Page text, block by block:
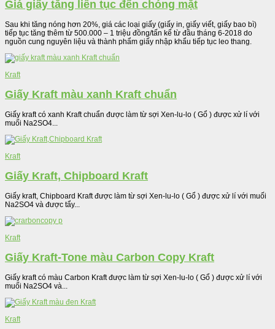
Giá giấy tăng liên tục đến chóng mặt
Sau khi tăng nóng hơn 20%, giá các loại giấy (giấy in, giấy viết, giấy bao bì)
tiếp tục tăng thêm từ 500.000 – 1 triệu đồng/tấn kể từ đầu tháng 6-2018 do
nguồn cung nguyên liệu và thành phẩm giấy nhập khẩu tiếp tục leo thang.
Kraft
Giấy Kraft màu xanh Kraft chuẩn
Giấy kraft có xanh Kraft chuẩn được làm từ sợi Xen-lu-lo ( Gổ ) được xử lí với
muối Na2SO4...
Kraft
Giấy Kraft, Chipboard Kraft
Giấy kraft, Chipboard Kraft được làm từ sợi Xen-lu-lo ( Gổ ) được xử lí với muối
Na2SO4 và được tẩy...
Kraft
Giấy Kraft-Tone màu Carbon Copy Kraft
Giấy kraft có màu Carbon Kraft được làm từ sợi Xen-lu-lo ( Gổ ) được xử lí với
muối Na2SO4 và...
Kraft